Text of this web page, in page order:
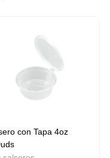
con Tapa 4oz